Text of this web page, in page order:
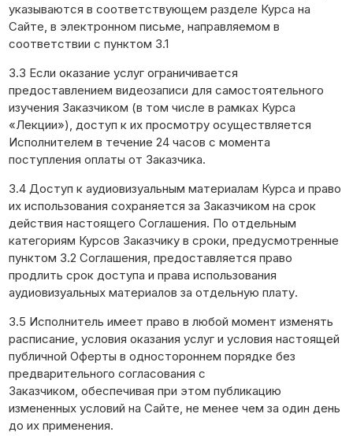
указываются в соответствующем разделе Курса на
Сайте, в электронном письме, направляемом в
соответствии с пунктом 3.1
3.3 Если оказание услуг ограничивается
предоставлением видеозаписи для самостоятельного
изучения Заказчиком (в том числе в рамках Курса
«Лекции»), доступ к их просмотру осуществляется
Исполнителем в течение 24 часов с момента
поступления оплаты от Заказчика.
3.4 Доступ к аудиовизуальным материалам Курса и право
их использования сохраняется за Заказчиком на срок
действия настоящего Соглашения. По отдельным
категориям Курсов Заказчику в сроки, предусмотренные
пунктом 3.2 Соглашения, предоставляется право
продлить срок доступа и права использования
аудиовизуальных материалов за отдельную плату.
3.5 Исполнитель имеет право в любой момент изменять
расписание, условия оказания услуг и условия настоящей
публичной Оферты в одностороннем порядке без
предварительного согласования с
Заказчиком, обеспечивая при этом публикацию
измененных условий на Сайте, не менее чем за один день
до их применения.